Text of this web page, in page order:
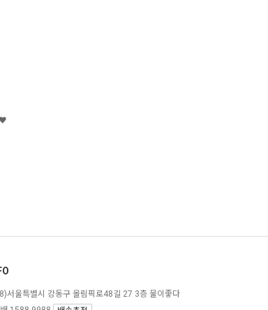
서울특별시 강동구 올림픽로48길 27 3층 물이좋다